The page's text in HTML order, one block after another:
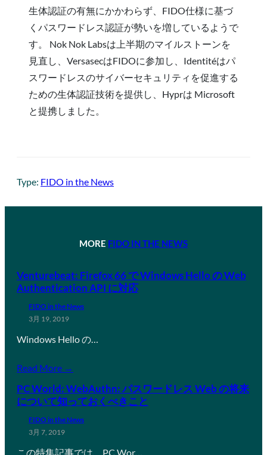
生体認証の有無にかかわらず、FIDO仕様に基づ
くパスワードレス認証が勢いを増しているようで
す。 Nok Nok Labsは上半期のマイルストーンを
見直し、VersasecはFIDOに参加し、Identitéはパ
スワードレスのサイバーセキュリティを促進する
ための生体認証技術を提供し、Hyprは Microsoft
と提携しました。
Type: FIDO in the News
MORE FIDO IN THE NEWS
Venturebeat: Firefox 66 で Windows Hello の Web
Authentication API に対応
FIDO in the News
3月 19, 2019
Windows Hello の…
Read More →
PC World: WebAuthn: パスワードレス Web の将来
について知っておくべきこと
FIDO in the News
3月 7, 2019
この特集記事では、PC Wor…